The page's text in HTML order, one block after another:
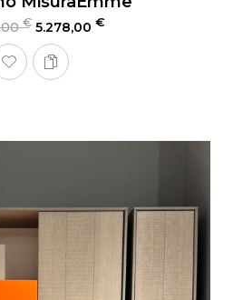
€ 5.278,00 €